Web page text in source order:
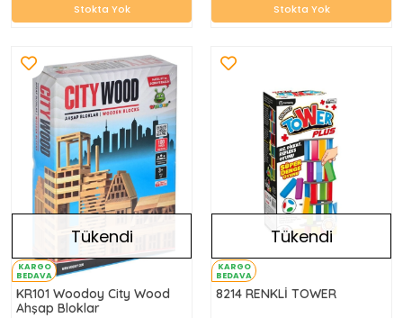
Stokta Yok Stokta Yok
KARGO
BEDAVA
Tükendi
KR101 Woodoy City Wood
Ahşap Bloklar
KARGO
BEDAVA
Tükendi
8214 RENKLİ TOWER